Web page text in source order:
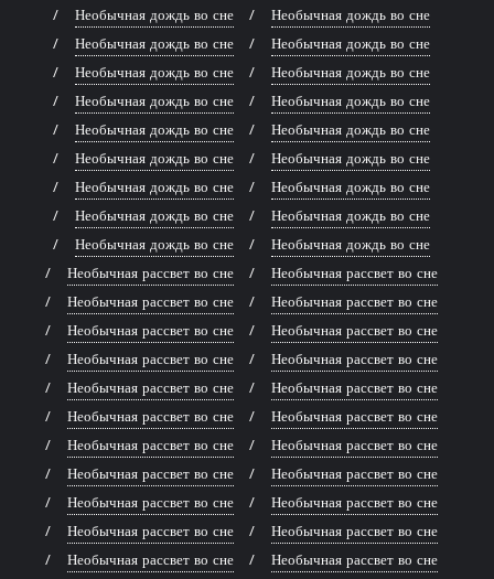
Необычная дождь во сне
Необычная дождь во сне
Необычная дождь во сне
Необычная дождь во сне
Необычная дождь во сне
Необычная дождь во сне
Необычная дождь во сне
Необычная дождь во сне
Необычная дождь во сне
Необычная дождь во сне
Необычная дождь во сне
Необычная дождь во сне
Необычная дождь во сне
Необычная дождь во сне
Необычная дождь во сне
Необычная дождь во сне
Необычная дождь во сне
Необычная дождь во сне
Необычная рассвет во сне
Необычная рассвет во сне
Необычная рассвет во сне
Необычная рассвет во сне
Необычная рассвет во сне
Необычная рассвет во сне
Необычная рассвет во сне
Необычная рассвет во сне
Необычная рассвет во сне
Необычная рассвет во сне
Необычная рассвет во сне
Необычная рассвет во сне
Необычная рассвет во сне
Необычная рассвет во сне
Необычная рассвет во сне
Необычная рассвет во сне
Необычная рассвет во сне
Необычная рассвет во сне
Необычная рассвет во сне
Необычная рассвет во сне
Необычная рассвет во сне
Необычная рассвет во сне